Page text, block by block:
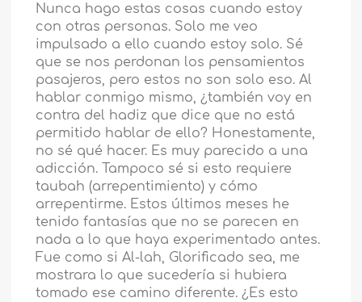
Nunca hago estas cosas cuando estoy
con otras personas. Solo me veo
impulsado a ello cuando estoy solo. Sé
que se nos perdonan los pensamientos
pasajeros, pero estos no son solo eso. Al
hablar conmigo mismo, ¿también voy en
contra del hadiz que dice que no está
permitido hablar de ello? Honestamente,
no sé qué hacer. Es muy parecido a una
adicción. Tampoco sé si esto requiere
taubah (arrepentimiento) y cómo
arrepentirme. Estos últimos meses he
tenido fantasías que no se parecen en
nada a lo que haya experimentado antes.
Fue como si Al-lah, Glorificado sea, me
mostrara lo que sucedería si hubiera
tomado ese camino diferente. ¿Es esto